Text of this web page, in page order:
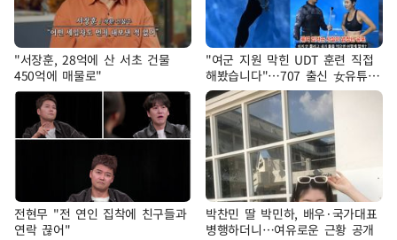
"서장훈, 28억에 산 서초 건물
450억에 매물로"
"여군 지원 막힌 UDT 훈련 직접
해봤습니다"…707 출신 女유튜버
'완벽 소화'
전현무 "전 연인 집착에 친구들과
연락 끊어"
박찬민 딸 박민하, 배우·국가대표
병행하더니…여유로운 근황 공개